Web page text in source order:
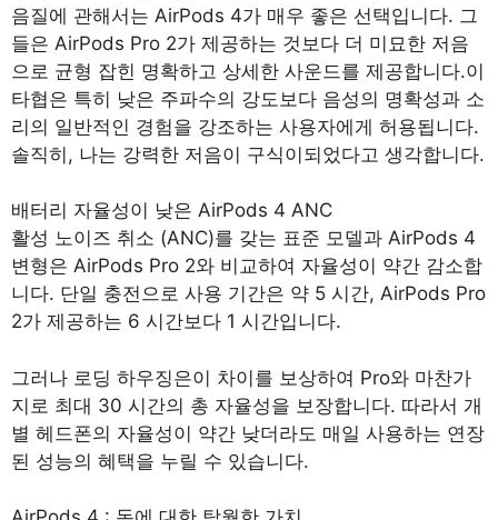
음질에 관해서는 AirPods 4가 매우 좋은 선택입니다. 그
들은 AirPods Pro 2가 제공하는 것보다 더 미묘한 저음
으로 균형 잡힌 명확하고 상세한 사운드를 제공합니다.이
타협은 특히 낮은 주파수의 강도보다 음성의 명확성과 소
리의 일반적인 경험을 강조하는 사용자에게 허용됩니다.
솔직히, 나는 강력한 저음이 구식이되었다고 생각합니다.
배터리 자율성이 낮은 AirPods 4 ANC
활성 노이즈 취소 (ANC)를 갖는 표준 모델과 AirPods 4
변형은 AirPods Pro 2와 비교하여 자율성이 약간 감소합
니다. 단일 충전으로 사용 기간은 약 5 시간, AirPods Pro
2가 제공하는 6 시간보다 1 시간입니다.
그러나 로딩 하우징은이 차이를 보상하여 Pro와 마찬가
지로 최대 30 시간의 총 자율성을 보장합니다. 따라서 개
별 헤드폰의 자율성이 약간 낮더라도 매일 사용하는 연장
된 성능의 혜택을 누릴 수 있습니다.